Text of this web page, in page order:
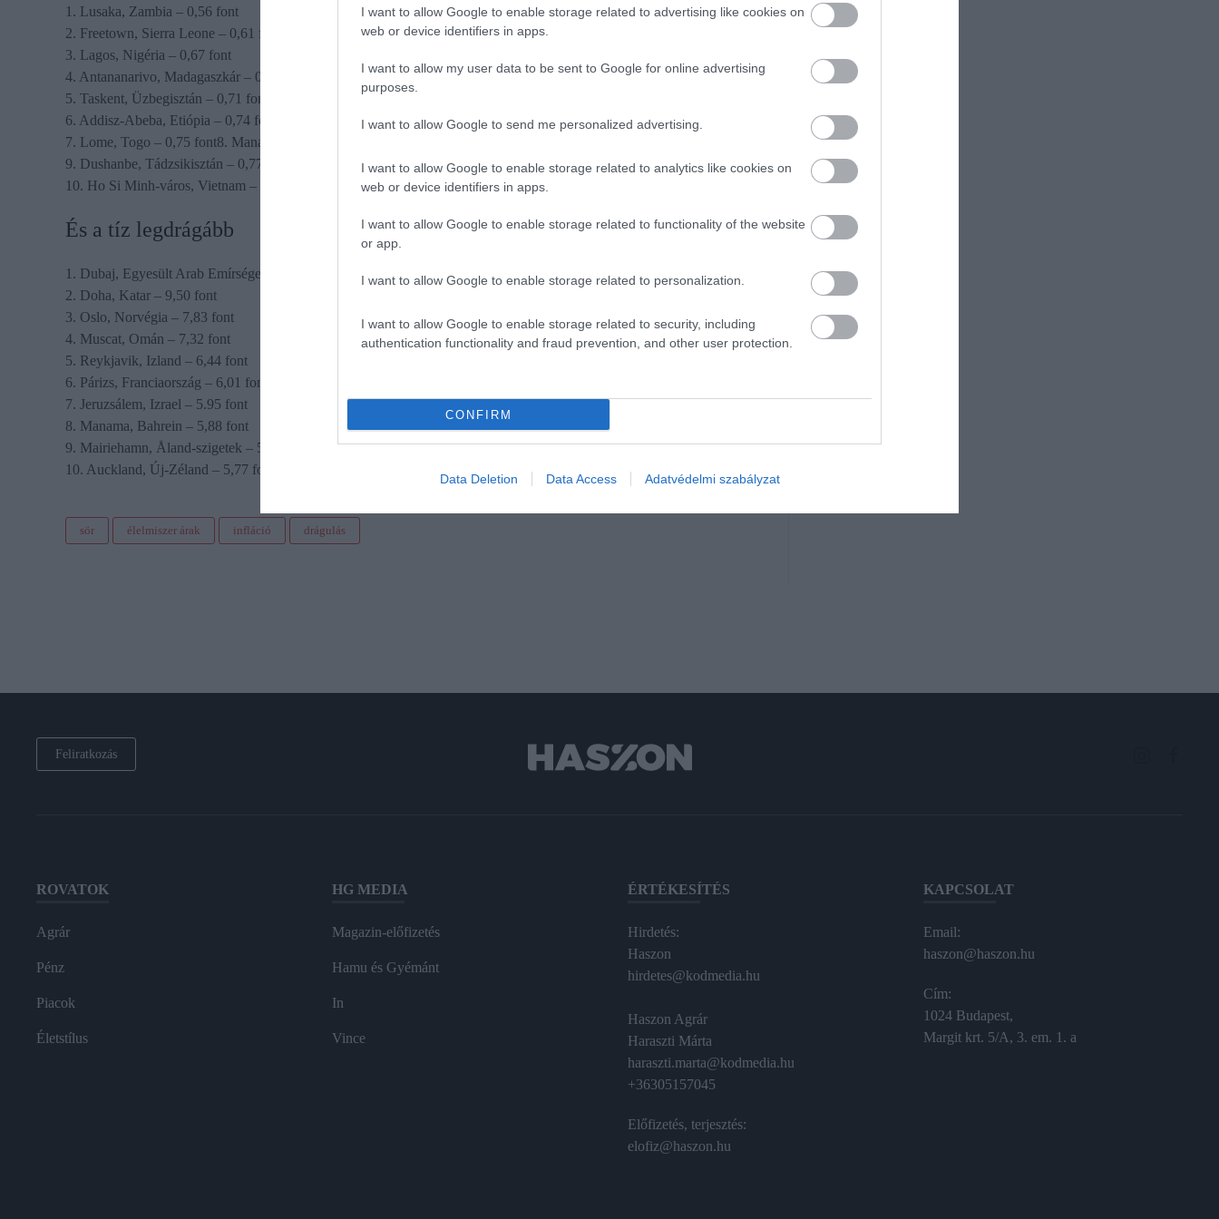
I want to allow Google to enable storage related to advertising like cookies on
web or device identifiers in apps.
I want to allow my user data to be sent to Google for online advertising
purposes.
I want to allow Google to send me personalized advertising.
I want to allow Google to enable storage related to analytics like cookies on
web or device identifiers in apps.
I want to allow Google to enable storage related to functionality of the website
or app.
I want to allow Google to enable storage related to personalization.
I want to allow Google to enable storage related to security, including
authentication functionality and fraud prevention, and other user protection.
CONFIRM
Data Deletion Data Access Adatvédelmi szabályzat
1. Lusaka, Zambia – 0,56 font
2. Freetown, Sierra Leone – 0,61 font
3. Lagos, Nigéria – 0,67 font
4. Antananarivo, Madagaszkár – 0,70 font
5. Taskent, Üzbegisztán – 0,71 font
6. Addisz-Abeba, Etiópia – 0,74 font
7. Lome, Togo – 0,75 font8. Managua, Nicaragua – 0,76 font
9. Dushanbe, Tádzsikisztán – 0,77 font
10. Ho Si Minh-város, Vietnam – 0,79 font
És a tíz legdrágább
1. Dubaj, Egyesült Arab Emírségek – 9,93 font
2. Doha, Katar – 9,50 font
3. Oslo, Norvégia – 7,83 font
4. Muscat, Omán – 7,32 font
5. Reykjavik, Izland – 6,44 font
6. Párizs, Franciaország – 6,01 font
7. Jeruzsálem, Izrael – 5.95 font
8. Manama, Bahrein – 5,88 font
9. Mairiehamn, Åland-szigetek – 5,88 font
10. Auckland, Új-Zéland – 5,77 font
sör élelmiszer árak infláció drágulás
Feliratkozás
ROVATOK
Agrár
Pénz
Piacok
Életstílus
HG MEDIA
Magazin-előfizetés
Hamu és Gyémánt
In
Vince
ÉRTÉKESÍTÉS
Hirdetés:
Haszon
hirdetes@kodmedia.hu
Haszon Agrár
Haraszti Márta
haraszti.marta@kodmedia.hu
+36305157045
Előfizetés, terjesztés:
elofiz@haszon.hu
KAPCSOLAT
Email:
haszon@haszon.hu
Cím:
1024 Budapest,
Margit krt. 5/A, 3. em. 1. a